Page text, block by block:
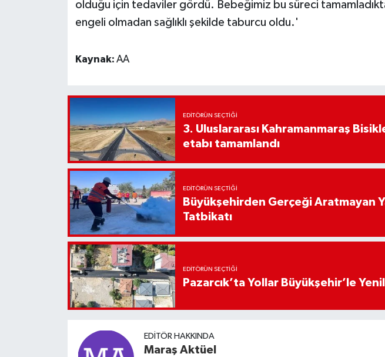
olduğu için tedaviler gördü. Bebeğimiz bu süreci
engeli olmadan sağlıklı şekilde taburcu oldu.'
Kaynak: AA
EDITÖRÜN SEÇTIĞI
3. Uluslararası Kahramanmaraş
etabı tamamlandı
EDITÖRÜN SEÇTIĞI
Büyükşehirden Gerçeği Aratmayan
Tatbikatı
EDITÖRÜN SEÇTIĞI
Pazarcık’ta Yollar Büyükşehir’le
EDITÖR HAKKINDA
Maraş Aktüel